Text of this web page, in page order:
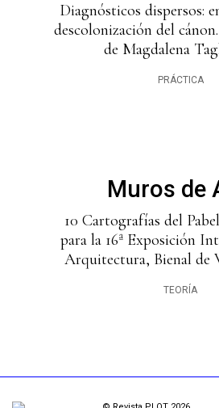
Diagnósticos dispersos:
descolonización del
de Magdalena
PRÁCTICA
Muros de
10 Cartografías del
para la 16ª Exposición
Arquitectura, Bienal de
TEORÍA